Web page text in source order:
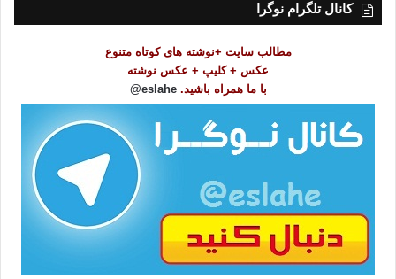
کانال تلگرام نوگرا
مطالب سایت +نوشته های کوتاه متنوع
عکس + کلیپ + عکس نوشته
با ما همراه باشید. eslahe@